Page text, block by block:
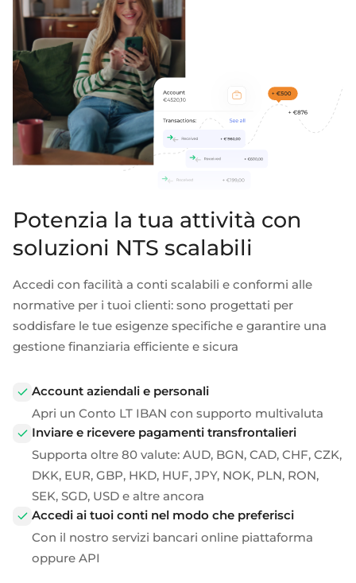
Potenzia la tua attività con
soluzioni NTS scalabili
Accedi con facilità a conti scalabili e conformi alle
normative per i tuoi clienti: sono progettati per
soddisfare le tue esigenze specifiche e garantire una
gestione finanziaria efficiente e sicura
Account aziendali e personali
Apri un Conto LT IBAN con supporto multivaluta
Inviare e ricevere pagamenti transfrontalieri
Supporta oltre 80 valute: AUD, BGN, CAD, CHF, CZK,
DKK, EUR, GBP, HKD, HUF, JPY, NOK, PLN, RON,
SEK, SGD, USD e altre ancora
Accedi ai tuoi conti nel modo che preferisci
Con il nostro servizi bancari online piattaforma
oppure API